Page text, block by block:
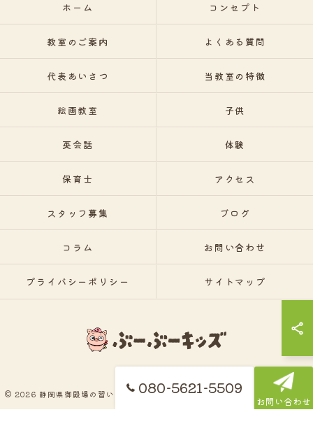
080-5621-5509
お問い合わせ
ホーム コンセプト
教室のご案内 よくある質問
代表あいさつ 当教室の特徴
絵画教室 子供
英会話 体験
保育士 アクセス
スタッフ募集 ブログ
コラム お問い合わせ
プライバシーポリシー サイトマップ
© 2026 静岡県御殿場の習い事ならぶーぶーキッズ ALL RIGHTS RESERVED.